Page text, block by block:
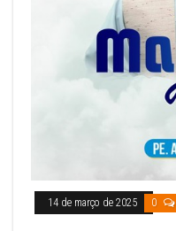
14 de março de 2025 0